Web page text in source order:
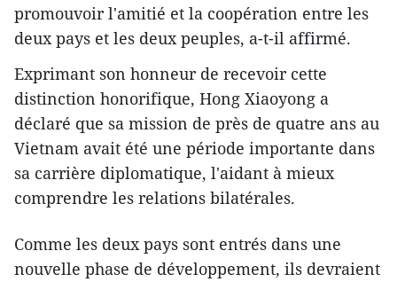
promouvoir l'amitié et la coopération entre les
deux pays et les deux peuples, a-t-il affirmé.
Exprimant son honneur de recevoir cette
distinction honorifique, Hong Xiaoyong a
déclaré que sa mission de près de quatre ans au
Vietnam ​avait été une période importante dans
sa carrière diplomatique, l'aidant à mieux
comprendre les relations bilatérales.
Comme les deux pays sont entrés dans une
nouvelle phase de développement, ils devraient